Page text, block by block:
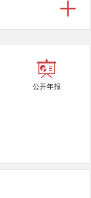
公开年报